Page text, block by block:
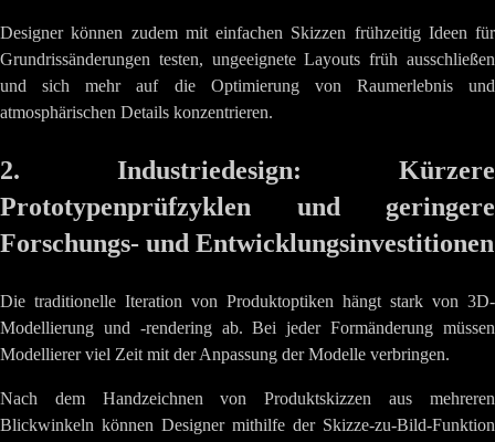
Designer können zudem mit einfachen Skizzen frühzeitig Ideen für
Grundrissänderungen testen, ungeeignete Layouts früh ausschließen
und sich mehr auf die Optimierung von Raumerlebnis und
atmosphärischen Details konzentrieren.
2. Industriedesign: Kürzere
Prototypenprüfzyklen und geringere
Forschungs- und Entwicklungsinvestitionen
Die traditionelle Iteration von Produktoptiken hängt stark von 3D-
Modellierung und -rendering ab. Bei jeder Formänderung müssen
Modellierer viel Zeit mit der Anpassung der Modelle verbringen.
Nach dem Handzeichnen von Produktskizzen aus mehreren
Blickwinkeln können Designer mithilfe der Skizze-zu-Bild-Funktion